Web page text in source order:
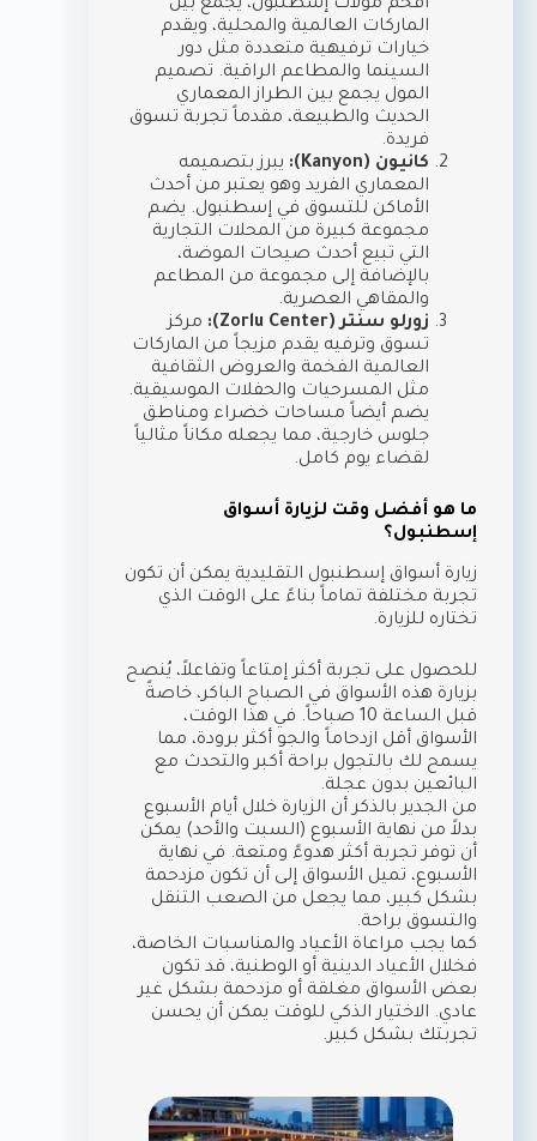
أفخم مولات إسطنبول، يجمع بين
الماركات العالمية والمحلية، ويقدم
خيارات ترفيهية متعددة مثل دور
السينما والمطاعم الراقية. تصميم
المول يجمع بين الطراز المعماري
الحديث والطبيعة، مقدماً تجربة تسوق
فريدة.
كانيون (Kanyon):
يبرز بتصميمه
المعماري الفريد وهو يعتبر من أحدث
الأماكن للتسوق في إسطنبول. يضم
مجموعة كبيرة من المحلات التجارية
التي تبيع أحدث صيحات الموضة،
بالإضافة إلى مجموعة من المطاعم
والمقاهي العصرية.
زورلو سنتر (Zorlu Center):
مركز
تسوق وترفيه يقدم مزيجاً من الماركات
العالمية الفخمة والعروض الثقافية
مثل المسرحيات والحفلات الموسيقية.
يضم أيضاً مساحات خضراء ومناطق
جلوس خارجية، مما يجعله مكاناً مثالياً
لقضاء يوم كامل.
ما هو أفضل وقت لزيارة أسواق
إسطنبول؟
زيارة أسواق إسطنبول التقليدية يمكن أن تكون
تجربة مختلفة تماماً بناءً على الوقت الذي
تختاره للزيارة.
للحصول على تجربة أكثر إمتاعاً وتفاعلاً، يُنصح
بزيارة هذه الأسواق في الصباح الباكر، خاصةً
قبل الساعة 10 صباحاً. في هذا الوقت،
الأسواق أقل ازدحاماً والجو أكثر برودة، مما
يسمح لك بالتجول براحة أكبر والتحدث مع
البائعين بدون عجلة.
من الجدير بالذكر أن الزيارة خلال أيام الأسبوع
بدلاً من نهاية الأسبوع (السبت والأحد) يمكن
أن توفر تجربة أكثر هدوءً ومتعة. في نهاية
الأسبوع، تميل الأسواق إلى أن تكون مزدحمة
بشكل كبير، مما يجعل من الصعب التنقل
والتسوق براحة.
كما يجب مراعاة الأعياد والمناسبات الخاصة،
فخلال الأعياد الدينية أو الوطنية، قد تكون
بعض الأسواق مغلقة أو مزدحمة بشكل غير
عادي. الاختيار الذكي للوقت يمكن أن يحسن
تجربتك بشكل كبير.